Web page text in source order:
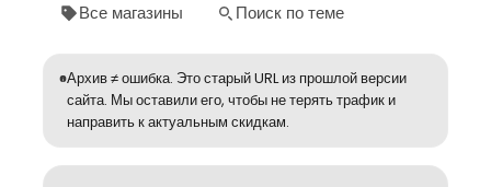
Все магазины Поиск по теме
Архив ≠ ошибка. Это старый URL из прошлой версии
сайта. Мы оставили его, чтобы не терять трафик и
направить к актуальным скидкам.